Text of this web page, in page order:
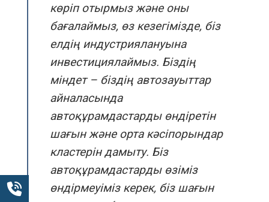
көріп отырмыз және оны
бағалаймыз, өз кезегімізде, біз
елдің индустриялануына
инвестициялаймыз. Біздің
міндет – біздің автозауыттар
айналасында
автоқұрамдастарды өндіретін
шағын және орта кәсіпорындар
кластерін дамыту. Біз
автоқұрамдастарды өзіміз
өндірмеуіміз керек, біз шағын